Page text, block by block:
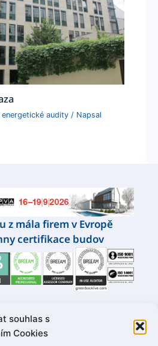
souhlas s
Cookies
energetické audity / Napsal
z mála firem v Evropě
certifikace budov